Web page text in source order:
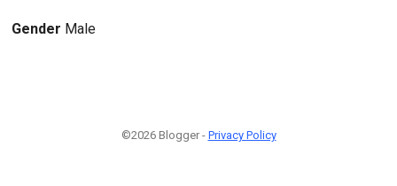
Gender Male
©2026 Blogger - Privacy Policy